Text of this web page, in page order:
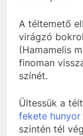
A téltemető
virágzó
(Hamamelis
finoman
színét.
Ültessük a
fekete
szintén tél